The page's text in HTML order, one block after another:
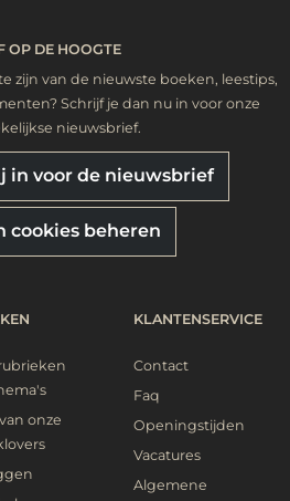
OP DE HOOGTE
zijn van de nieuwste boeken, leestips,
Schrijf je dan nu in voor onze
nieuwsbrief.
in voor de nieuwsbrief
cookies beheren
onze
KLANTENSERVICE
Contact
Faq
Openingstijden
Vacatures
Algemene